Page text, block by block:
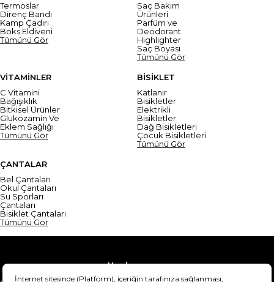
Termoslar
Direnç Bandı
Kamp Çadırı
Boks Eldiveni
Tümünü Gör
Saç Bakım
Ürünleri
Parfüm ve
Deodorant
Highlighter
Saç Boyası
Tümünü Gör
VİTAMİNLER
C Vitamini
Bağışıklık
Bitkisel Ürünler
Glukozamin Ve
Eklem Sağlığı
Tümünü Gör
BİSİKLET
Katlanır
Bisikletler
Elektrikli
Bisikletler
Dağ Bisikletleri
Çocuk Bisikletleri
Tümünü Gör
ÇANTALAR
Bel Çantaları
Okul Çantaları
Su Sporları
Çantaları
Bisiklet Çantaları
Tümünü Gör
Yardım